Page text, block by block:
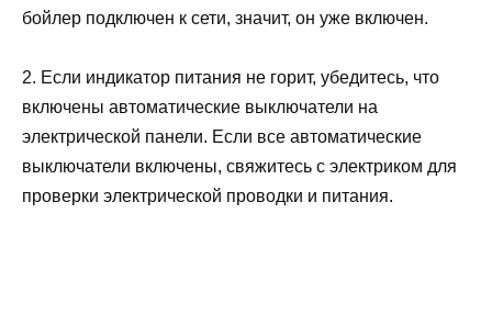
бойлер подключен к сети, значит, он уже включен.
2. Если индикатор питания не горит, убедитесь, что
включены автоматические выключатели на
электрической панели. Если все автоматические
выключатели включены, свяжитесь с электриком для
проверки электрической проводки и питания.